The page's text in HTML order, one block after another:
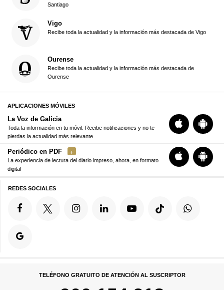
Santiago
Vigo
Recibe toda la actualidad y la información más destacada de Vigo
Ourense
Recibe toda la actualidad y la información más destacada de
Ourense
APLICACIONES MÓVILES
La Voz de Galicia
Toda la información en tu móvil. Recibe notificaciones y no te
pierdas la actualidad más relevante
Periódico en PDF
La experiencia de lectura del diario impreso, ahora, en formato
digital
REDES SOCIALES
TELÉFONO GRATUITO DE ATENCIÓN AL SUSCRIPTOR